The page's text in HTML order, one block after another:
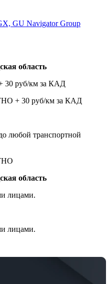
GU Navigator Group
область
30 руб/км за КАД
+ 30 руб/км за КАД
любой транспортной
область
лицами.
лицами.